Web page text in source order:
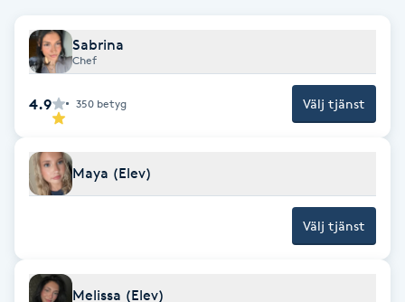
Friskvård
Friskvårdsmassage
Frisör
Sabrina
Chef
4.9 350 betyg Välj tjänst
Maya (Elev)
Välj tjänst
Melissa (Elev)